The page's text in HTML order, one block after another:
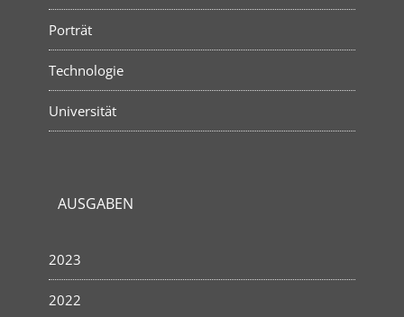
Porträt
Technologie
Universität
AUSGABEN
2023
2022